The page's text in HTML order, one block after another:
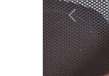
Anterior